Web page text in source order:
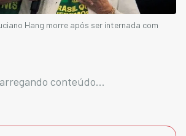
Hang morre após ser internada com
conteúdo...